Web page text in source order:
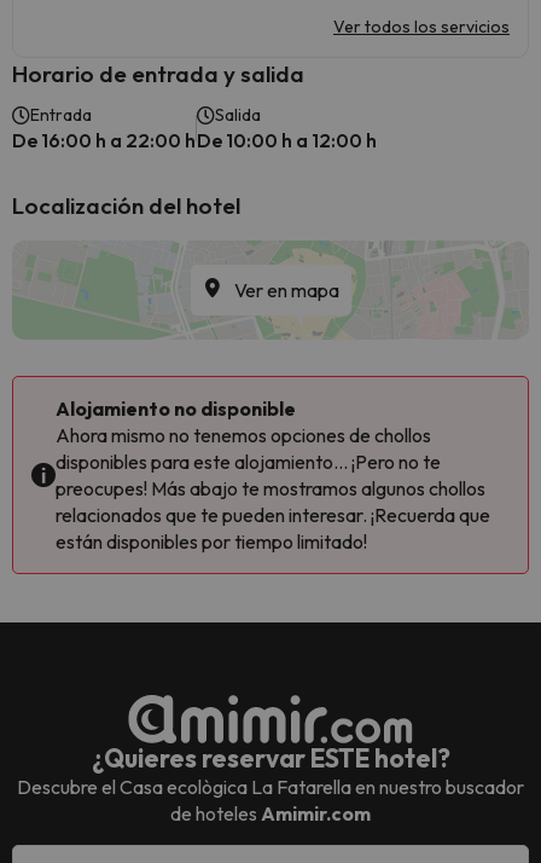
Ver todos los servicios
Horario de entrada y salida
Entrada
De 16:00 h a 22:00 h
Salida
De 10:00 h a 12:00 h
Localización del hotel
Ver en mapa
Alojamiento no disponible
Ahora mismo no tenemos opciones de chollos
disponibles para este alojamiento... ¡Pero no te
preocupes! Más abajo te mostramos algunos chollos
relacionados que te pueden interesar. ¡Recuerda que
están disponibles por tiempo limitado!
¿Quieres reservar ESTE hotel?
Descubre el Casa ecològica La Fatarellaen nuestro buscador
de hoteles Amimir.com